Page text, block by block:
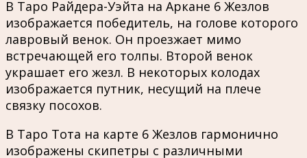
В Таро Райдера-Уэйта на Аркане 6 Жезлов
изображается победитель, на голове которого
лавровый венок. Он проезжает мимо
встречающей его толпы. Второй венок
украшает его жезл. В некоторых колодах
изображается путник, несущий на плече
связку посохов.
В Таро Тота на карте 6 Жезлов гармонично
изображены скипетры с различными